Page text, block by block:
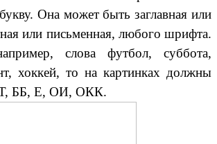
Она может быть заглавная или
или письменная, любого шрифта.
слова футбол, суббота,
хоккей, то на картинках должны
Т, ББ, Е, ОИ, ОКК.